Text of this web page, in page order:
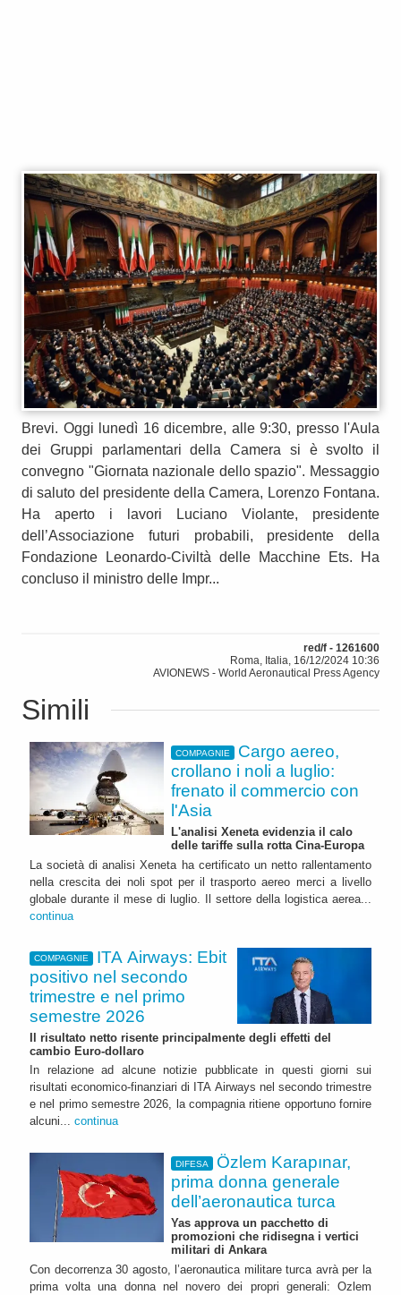
Brevi. Oggi lunedì 16 dicembre, alle 9:30, presso l'Aula
dei Gruppi parlamentari della Camera si è svolto il
convegno "Giornata nazionale dello spazio". Messaggio
di saluto del presidente della Camera, Lorenzo Fontana.
Ha aperto i lavori Luciano Violante, presidente
dell’Associazione futuri probabili, presidente della
Fondazione Leonardo-Civiltà delle Macchine Ets. Ha
concluso il ministro delle Impr...
red/f - 1261600
Roma, Italia, 16/12/2024 10:36
AVIONEWS - World Aeronautical Press Agency
Simili
COMPAGNIE
Cargo aereo,
crollano i noli a luglio:
frenato il commercio con
l'Asia
L'analisi Xeneta evidenzia il calo
delle tariffe sulla rotta Cina-Europa
La società di analisi Xeneta ha certificato un netto rallentamento
nella crescita dei noli spot per il trasporto aereo merci a livello
globale durante il mese di luglio. Il settore della logistica aerea...
continua
COMPAGNIE
ITA Airways: Ebit
positivo nel secondo
trimestre e nel primo
semestre 2026
Il risultato netto risente principalmente degli effetti del
cambio Euro-dollaro
In relazione ad alcune notizie pubblicate in questi giorni sui
risultati economico-finanziari di ITA Airways nel secondo trimestre
e nel primo semestre 2026, la compagnia ritiene opportuno fornire
alcuni... continua
DIFESA
Özlem Karapınar,
prima donna generale
dell’aeronautica turca
Yas approva un pacchetto di
promozioni che ridisegna i vertici
militari di Ankara
Con decorrenza 30 agosto, l’aeronautica militare turca avrà per la
prima volta una donna nel novero dei propri generali: Ozlem